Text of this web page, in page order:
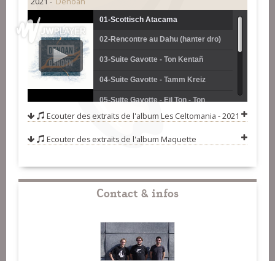
01-Scottisch Atacama
02-Rencontre au Dahu (hanter dro)
03-Suite Gavotte - Ton Kentañ
04-Suite Gavotte - Tamm Kreiz
05-Suite Gavotte - Eil Ton - Ton
Diwezhañ
06-Le quart d'heure de trop (valse)
07-Octopulse (laridé)
09-Chat et bar (kazh ha bars)
Ecouter des extraits de l'album Les Celtomania - 2021
Ecouter des extraits de l'album Maquette
Contact & infos